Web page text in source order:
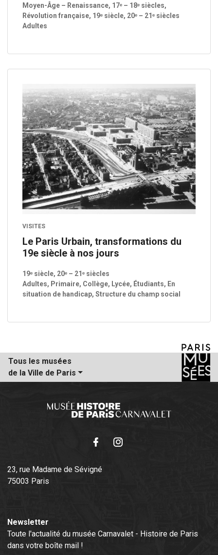
Moyen-Âge – Renaissance, 17ᵉ – 18ᵉ siècles,
Révolution française, 19ᵉ siècle, 20ᵉ – 21ᵉ siècles
Adultes
VISITES
Le Paris Urbain, transformations du
19e siècle à nos jours
19ᵉ siècle, 20ᵉ – 21ᵉ siècles
Adultes, Primaire, Collège, Lycée, Étudiants, En
situation de handicap, Structure du champ social
Tous les musées
de la Ville de Paris
23, rue Madame de Sévigné
75003 Paris
Newsletter
Toute l'actualité du musée Carnavalet - Histoire de Paris
dans votre boîte mail !